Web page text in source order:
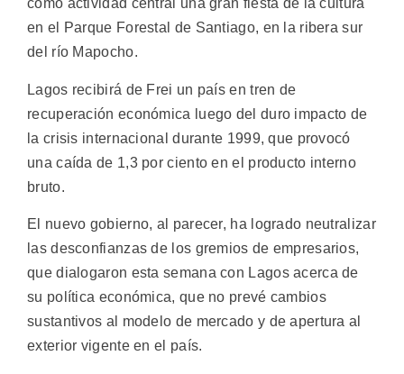
como actividad central una gran fiesta de la cultura
en el Parque Forestal de Santiago, en la ribera sur
del río Mapocho.
Lagos recibirá de Frei un país en tren de
recuperación económica luego del duro impacto de
la crisis internacional durante 1999, que provocó
una caída de 1,3 por ciento en el producto interno
bruto.
El nuevo gobierno, al parecer, ha logrado neutralizar
las desconfianzas de los gremios de empresarios,
que dialogaron esta semana con Lagos acerca de
su política económica, que no prevé cambios
sustantivos al modelo de mercado y de apertura al
exterior vigente en el país.